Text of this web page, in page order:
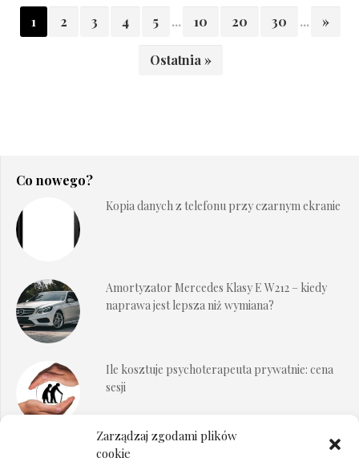
Zarządzaj zgodami plików
cookie
1 2 3 4 5 ... 10 20 30 ... »
Ostatnia »
Co nowego?
Kopia danych z telefonu przy czarnym ekranie
Amortyzator Mercedes Klasy E W212 – kiedy
naprawa jest lepsza niż wymiana?
Ile kosztuje psychoterapeuta prywatnie: cena
sesji
Dokumenty do odbioru przy zmianie biura